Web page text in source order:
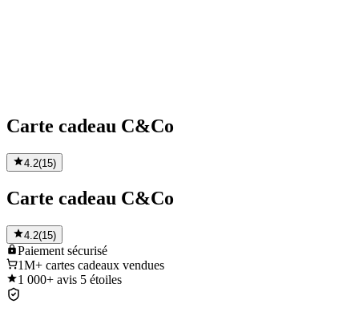
Carte cadeau C&Co
4.2(15)
Carte cadeau C&Co
4.2(15)
Paiement sécurisé
1M+ cartes cadeaux vendues
1 000+ avis 5 étoiles